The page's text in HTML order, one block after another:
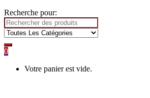
Recherche pour:
0
Votre panier est vide.